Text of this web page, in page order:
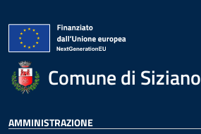
Comune di Siziano
AMMINISTRAZIONE